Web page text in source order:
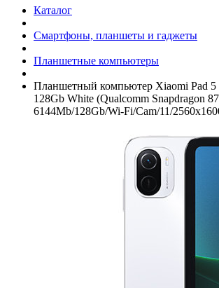
Каталог
Смартфоны, планшеты и гаджеты
Планшетные компьютеры
Планшетный компьютер Xiaomi Pad
128Gb White (Qualcomm Snapdragon
6144Mb/­128Gb/­Wi-Fi/­Cam/­11/­